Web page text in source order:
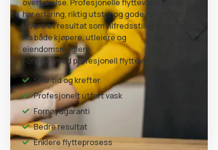
overtakelse. Profesjonelle flyttevaskfirmaer
har erfaring, riktig utstyr og gode rutiner for å
levere et resultat som tilfredsstiller kravene
fra både kjøpere, utleiere og
eiendomsmeglere.
Fordeler med profesjonell flyttevask:
Spar tid og krefter
Profesjonelt utført vask
Fornøydgaranti
Bedre resultat
Enklere flytteprosess